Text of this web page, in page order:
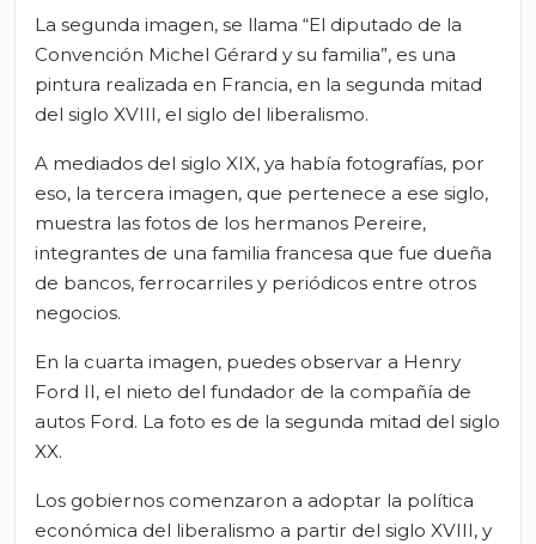
La segunda imagen, se llama “El diputado de la
Convención Michel Gérard y su familia”, es una
pintura realizada en Francia, en la segunda mitad
del siglo XVIII, el siglo del liberalismo.
A mediados del siglo XIX, ya había fotografías, por
eso, la tercera imagen, que pertenece a ese siglo,
muestra las fotos de los hermanos Pereire,
integrantes de una familia francesa que fue dueña
de bancos, ferrocarriles y periódicos entre otros
negocios.
En la cuarta imagen, puedes observar a Henry
Ford II, el nieto del fundador de la compañía de
autos Ford. La foto es de la segunda mitad del siglo
XX.
Los gobiernos comenzaron a adoptar la política
económica del liberalismo a partir del siglo XVIII, y